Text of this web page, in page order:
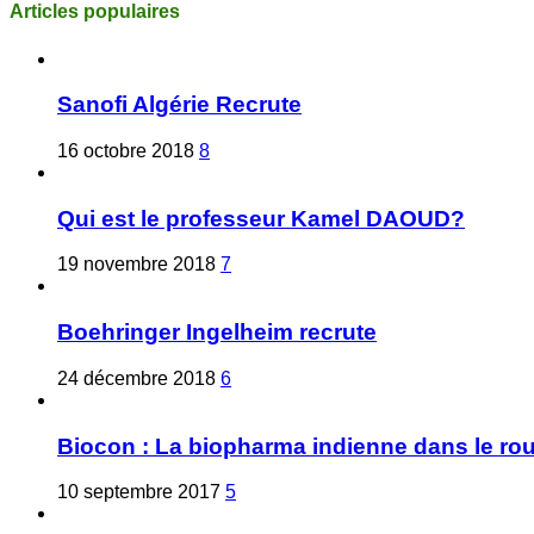
Articles populaires
Sanofi Algérie Recrute
16 octobre 2018 8
Qui est le professeur Kamel DAOUD?
19 novembre 2018 7
Boehringer Ingelheim recrute
24 décembre 2018 6
Biocon : La biopharma indienne dans le
10 septembre 2017 5